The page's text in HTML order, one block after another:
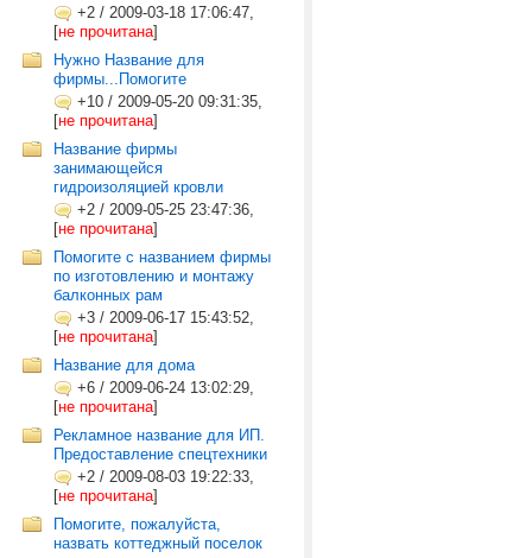
+2 / 2009-03-18 17:06:47,
[не прочитана]
Нужно Название для
фирмы...Помогите
+10 / 2009-05-20 09:31:35,
[не прочитана]
Название фирмы
занимающейся
гидроизоляцией кровли
+2 / 2009-05-25 23:47:36,
[не прочитана]
Помогите с названием фирмы
по изготовлению и монтажу
балконных рам
+3 / 2009-06-17 15:43:52,
[не прочитана]
Название для дома
+6 / 2009-06-24 13:02:29,
[не прочитана]
Рекламное название для ИП.
Предоставление спецтехники
+2 / 2009-08-03 19:22:33,
[не прочитана]
Помогите, пожалуйста,
назвать коттеджный поселок